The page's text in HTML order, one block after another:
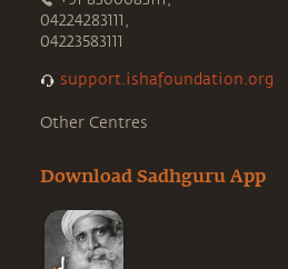
04224283111,
04223583111
support.ishafoundation.org
Other Centres
Download Sadhguru App